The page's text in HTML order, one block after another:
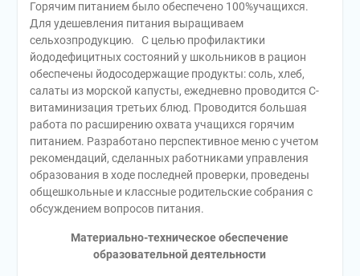
Горячим питанием было обеспечено 100%учащихся.
Для удешевления питания выращиваем
сельхозпродукцию. С целью профилактики
йододефицитных состояний у школьников в рацион
обеспечены йодосодержащие продукты: соль, хлеб,
салаты из морской капусты, ежедневно проводится С-
витаминизация третьих блюд. Проводится большая
работа по расширению охвата учащихся горячим
питанием. Разработано перспективное меню с учетом
рекомендаций, сделанных работниками управления
образования в ходе последней проверки, проведены
общешкольные и классные родительские собрания с
обсуждением вопросов питания.
Материально-техническое обеспечение
образовательной деятельности